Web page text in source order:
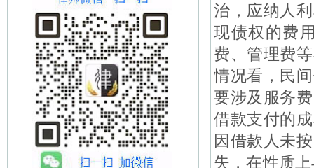
治，应纳人
现债权的费
费、管理费
情况看，民
要涉及服务
借款支付的
因借款人未
失，在性质